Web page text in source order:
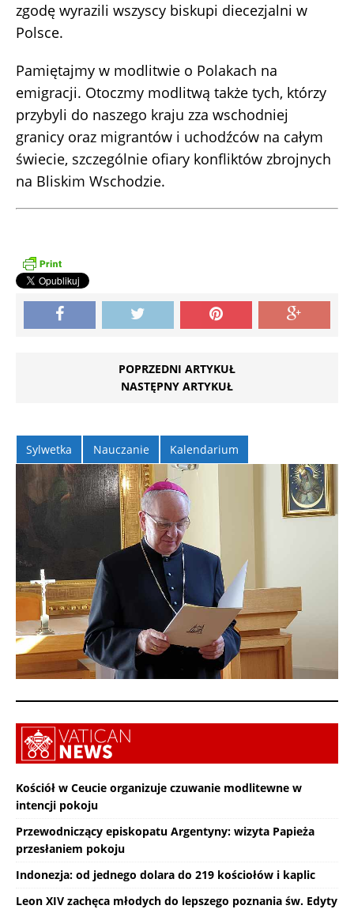
zgodę wyrazili wszyscy biskupi diecezjalni w
Polsce.
Pamiętajmy w modlitwie o Polakach na
emigracji. Otoczmy modlitwą także tych, którzy
przybyli do naszego kraju zza wschodniej
granicy oraz migrantów i uchodźców na całym
świecie, szczególnie ofiary konfliktów zbrojnych
na Bliskim Wschodzie.
POPRZEDNI ARTYKUŁ
NASTĘPNY ARTYKUŁ
Sylwetka Nauczanie Kalendarium
Kościół w Ceucie organizuje czuwanie modlitewne w
intencji pokoju
Przewodniczący episkopatu Argentyny: wizyta Papieża
przesłaniem pokoju
Indonezja: od jednego dolara do 219 kościołów i kaplic
Leon XIV zachęca młodych do lepszego poznania św. Edyty